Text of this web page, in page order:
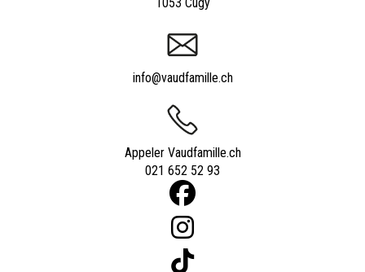
info@vaudfamille.ch
Appeler Vaudfamille.ch
021 652 52 93